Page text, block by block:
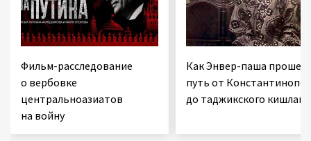
Фильм-расследование
о вербовке
центральноазиатов
на войну
Как Энвер-паша прошел
путь от
до таджикского кишлака